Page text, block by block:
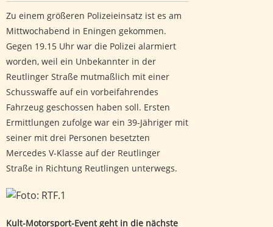
Zu einem größeren Polizeieinsatz ist es am
Mittwochabend in Eningen gekommen.
Gegen 19.15 Uhr war die Polizei alarmiert
worden, weil ein Unbekannter in der
Reutlinger Straße mutmaßlich mit einer
Schusswaffe auf ein vorbeifahrendes
Fahrzeug geschossen haben soll. Ersten
Ermittlungen zufolge war ein 39-Jähriger mit
seiner mit drei Personen besetzten
Mercedes V-Klasse auf der Reutlinger
Straße in Richtung Reutlingen unterwegs.
Kult-Motorsport-Event geht in die nächste Runde: Am 6.
Kult-Motorsport-Event geht in die nächste